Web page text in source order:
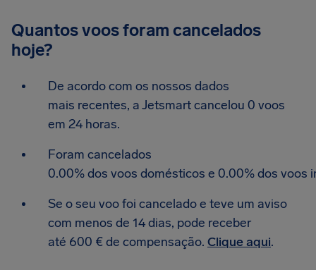
Quantos voos foram cancelados
hoje?
De acordo com os nossos dados
mais recentes, a Jetsmart cancelou 0 voos
em 24 horas.
Foram cancelados
0.00% dos voos domésticos e 0.00% dos voos
Se o seu voo foi cancelado e teve um aviso
com menos de 14 dias, pode receber
até 600 € de compensação. Clique aqui.